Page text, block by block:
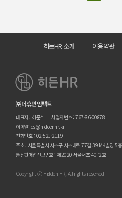
히든HR 소개 이용약관
㈜더휴먼임팩트
대표자 : 허준식
사업자번호 : 767-86-00878
이메일: cs@hiddenhr.kr
전화번호 : 02-521-2119
주소 : 서울특별시 서초구 서초대로 77길 39 MK빌딩 5층
통신판매업신고번호 : 제2020-서울서초-4072호
Copyright ⓒ Hidden HR, All rights reserved